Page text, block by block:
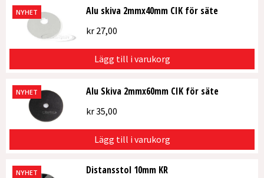
NYHET Alu skiva 2mmx40mm CIK för säte
kr27,00
Lägg till i varukorg
NYHET Alu Skiva 2mmx60mm CIK för säte
kr35,00
Lägg till i varukorg
NYHET Distansstol 10mm KR